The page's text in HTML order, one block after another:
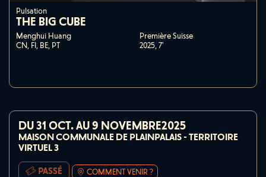
Pulsation
THE BIG CUBE
Menghui Huang
CN, FI, BE, PT
Première Suisse
2025,7'
DU 31 OCT. AU 9 NOVEMBRE2025
MAISON COMMUNALE DE PLAINPALAIS - TERRITOIRE
VIRTUEL 3
PASSÉ COMMENT VENIR ?